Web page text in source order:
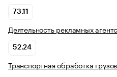
73.11
Деятельность рекламных
52.24
Транспортная обработка грузов